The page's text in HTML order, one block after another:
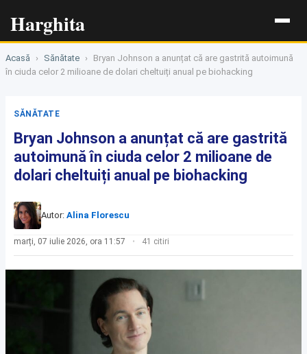
Harghita
Acasă › Sănătate ›
Bryan Johnson a anunțat că are gastrită autoimună
în ciuda celor 2 milioane de dolari cheltuiți anual pe biohacking
SĂNĂTATE
Bryan Johnson a anunțat că are gastrită
autoimună în ciuda celor 2 milioane de
dolari cheltuiți anual pe biohacking
Autor: Alina Florescu
marți, 07 iulie 2026, ora 11:57 41 citiri